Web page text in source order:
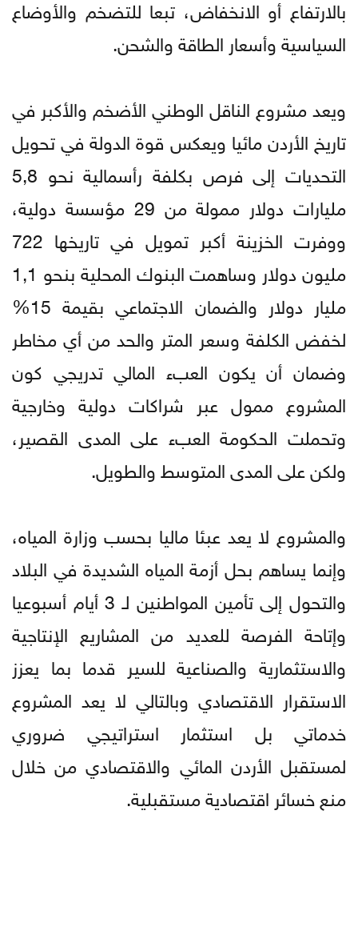
بالارتفاع أو الانخفاض، تبعا للتضخم والأوضاع
السياسية وأسعار الطاقة والشحن.
ويعد مشروع الناقل الوطني الأضخم والأكبر في
تاريخ الأردن مائيا ويعكس قوة الدولة في تحويل
التحديات إلى فرص بكلفة رأسمالية نحو 5,8
مليارات دولار ممولة من 29 مؤسسة دولية،
ووفرت الخزينة أكبر تمويل في تاريخها 722
مليون دولار وساهمت البنوك المحلية بنحو 1,1
مليار دولار والضمان الاجتماعي بقيمة 15%
لخفض الكلفة وسعر المتر والحد من أي مخاطر
وضمان أن يكون العبء المالي تدريجي كون
المشروع ممول عبر شراكات دولية وخارجية
وتحملت الحكومة العبء على المدى القصير،
ولكن على المدى المتوسط والطويل.
والمشروع لا يعد عبئا ماليا بحسب وزارة المياه،
وإنما يساهم بحل أزمة المياه الشديدة في البلاد
والتحول إلى تأمين المواطنين لـ 3 أيام أسبوعيا
وإتاحة الفرصة للعديد من المشاريع الإنتاجية
والاستثمارية والصناعية للسير قدما بما يعزز
الاستقرار الاقتصادي وبالتالي لا يعد المشروع
خدماتي بل استثمار استراتيجي ضروري
لمستقبل الأردن المائي والاقتصادي من خلال
منع خسائر اقتصادية مستقبلية.